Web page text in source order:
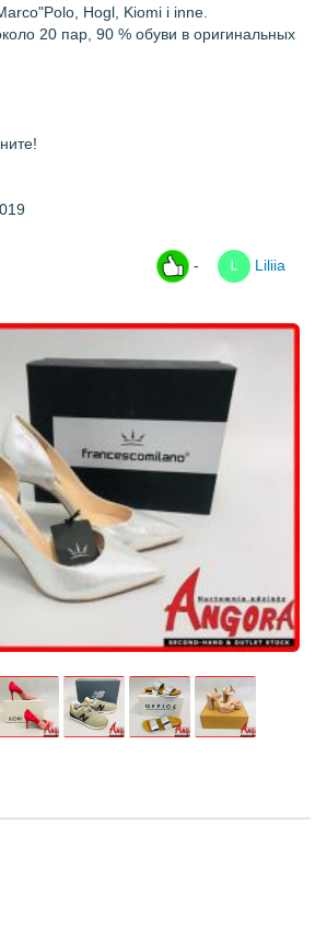
Hogl, Kiomi i inne.
20 пар, 90 % обуви в оригинальных
- Liliia